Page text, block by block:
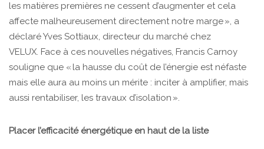
les matières premières ne cessent d’augmenter et cela
affecte malheureusement directement notre marge », a
déclaré Yves Sottiaux, directeur du marché chez
VELUX. Face à ces nouvelles négatives, Francis Carnoy
souligne que « la hausse du coût de l’énergie est néfaste
mais elle aura au moins un mérite : inciter à amplifier, mais
aussi rentabiliser, les travaux d’isolation ».
Placer l’efficacité énergétique en haut de la liste